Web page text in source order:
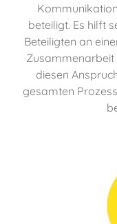
beteiligt. Es hilft
Beteiligten an
diesen
gesamten